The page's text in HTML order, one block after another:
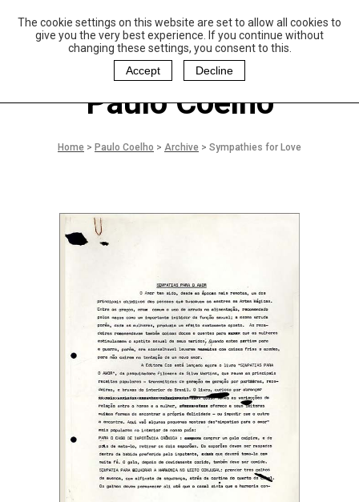
The cookie settings on this website are set to allow all cookies to
give you the very best experience. If you continue without
changing these settings, you consent to this.
Accept
Decline
aulo Coelho and
Christina Oiticica
oundation
Paulo Coelho
Home > Paulo Coelho > Archive > Sympathies for Love